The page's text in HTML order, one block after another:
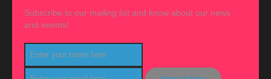
Subscribe to our mailing list and know about our news
and events!